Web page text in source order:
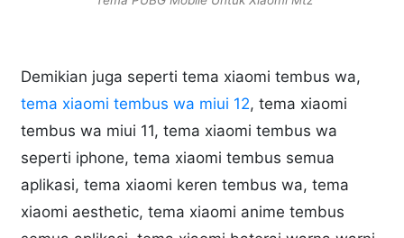
Demikian juga seperti tema xiaomi tembus wa,
tema xiaomi tembus wa miui 12, tema xiaomi
tembus wa miui 11, tema xiaomi tembus wa
seperti iphone, tema xiaomi tembus semua
aplikasi, tema xiaomi keren tembus wa, tema
xiaomi aesthetic, tema xiaomi anime tembus